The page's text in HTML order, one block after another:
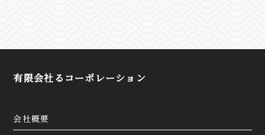
有限会社るコーポレーション
会社概要